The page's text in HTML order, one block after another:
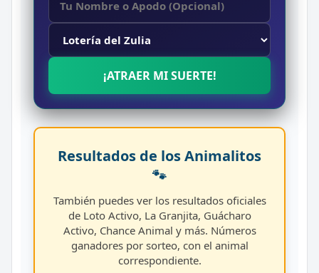
¡ATRAER MI SUERTE!
Resultados de los Animalitos
🐾
También puedes ver los resultados oficiales
de Loto Activo, La Granjita, Guácharo
Activo, Chance Animal y más. Números
ganadores por sorteo, con el animal
correspondiente.